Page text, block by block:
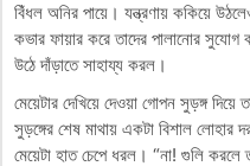
বিঁধল অনির পায়ে। যন্ত্রণায় ককিয়ে
কভার ফায়ার করে তাদের পালানোর
উঠে দাঁড়াতে সাহায্য করল।
মেয়েটার দেখিয়ে দেওয়া গোপন সুড়ঙ্গ দিয়ে
সুড়ঙ্গের শেষ মাথায় একটা বিশাল লোহার
মেয়েটা হাত চেপে ধরল। “না! গুলি করলে